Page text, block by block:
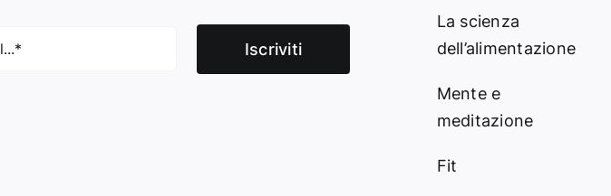
Iscriviti
La scienza
dell’alimentazione
Mente e
meditazione
Fit